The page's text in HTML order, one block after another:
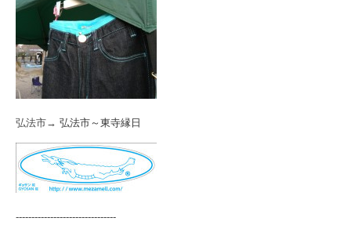
弘法市→ 弘法市～東寺縁日
--------------------------------